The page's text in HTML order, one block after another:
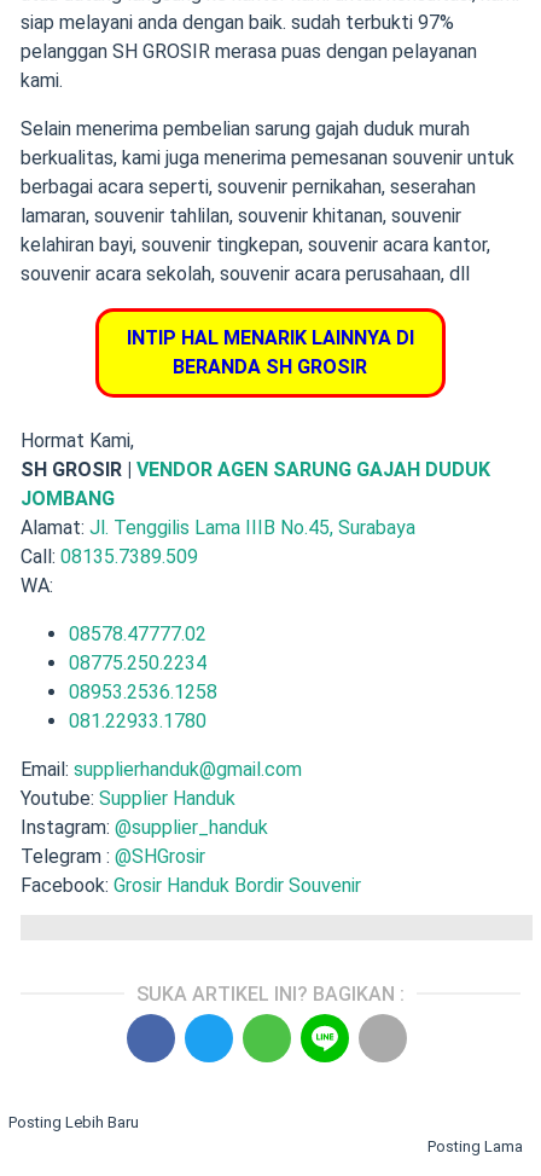
siap melayani anda dengan baik. sudah terbukti 97%
pelanggan SH GROSIR merasa puas dengan pelayanan
kami.
Selain menerima pembelian sarung gajah duduk murah
berkualitas, kami juga menerima pemesanan souvenir untuk
berbagai acara seperti, souvenir pernikahan, seserahan
lamaran, souvenir tahlilan, souvenir khitanan, souvenir
kelahiran bayi, souvenir tingkepan, souvenir acara kantor,
souvenir acara sekolah, souvenir acara perusahaan, dll
INTIP HAL MENARIK LAINNYA DI
BERANDA SH GROSIR
Hormat Kami,
SH GROSIR | VENDOR AGEN SARUNG GAJAH DUDUK
JOMBANG
Alamat: Jl. Tenggilis Lama IIIB No.45, Surabaya
Call: 08135.7389.509
WA:
08578.47777.02
08775.250.2234
08953.2536.1258
081.22933.1780
Email: supplierhanduk@gmail.com
Youtube: Supplier Handuk
Instagram: @supplier_handuk
Telegram : @SHGrosir
Facebook: Grosir Handuk Bordir Souvenir
SUKA ARTIKEL INI? BAGIKAN :
Posting Lebih Baru
Posting Lama